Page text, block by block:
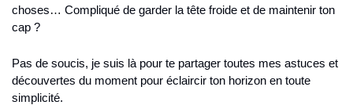
choses… Compliqué de garder la tête froide et de maintenir ton
cap ?
Pas de soucis, je suis là pour te partager toutes mes astuces et
découvertes du moment pour éclaircir ton horizon en toute
simplicité.